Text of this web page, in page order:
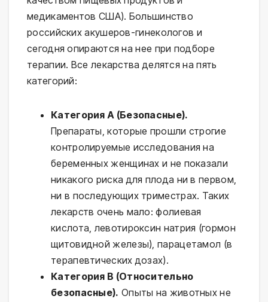
медикаментов США). Большинство
российских акушеров-гинекологов и
сегодня опираются на нее при подборе
терапии. Все лекарства делятся на пять
категорий:
Категория A (Безопасные).
Препараты, которые прошли строгие
контролируемые исследования на
беременных женщинах и не показали
никакого риска для плода ни в первом,
ни в последующих триместрах. Таких
лекарств очень мало: фолиевая
кислота, левотироксин натрия (гормон
щитовидной железы), парацетамол (в
терапевтических дозах).
Категория B (Относительно
безопасные). Опыты на животных не